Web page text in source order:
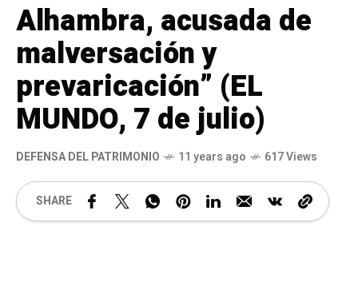
Alhambra, acusada de
malversación y
prevaricación” (EL
MUNDO, 7 de julio)
DEFENSA DEL PATRIMONIO 11 years ago 617 Views
SHARE